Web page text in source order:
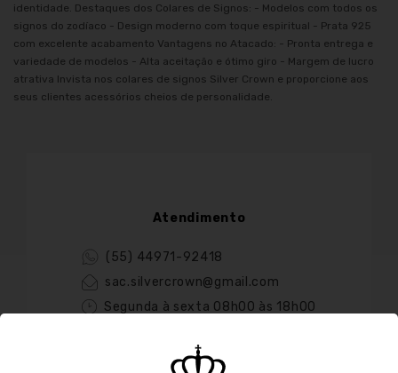
identidade. Destaques dos Colares de Signos: - Modelos com todos os
signos do zodíaco - Design moderno com toque espiritual - Prata 925
com excelente acabamento Vantagens no Atacado: - Pronta entrega e
variedade de modelos - Alta aceitação e ótimo giro - Margem de lucro
atrativa Invista nos colares de signos Silver Crown e proporcione aos
seus clientes acessórios cheios de personalidade.
Atendimento
(55) 44971-92418
sac.silvercrown@gmail.com
Segunda à sexta 08h00 às 18h00